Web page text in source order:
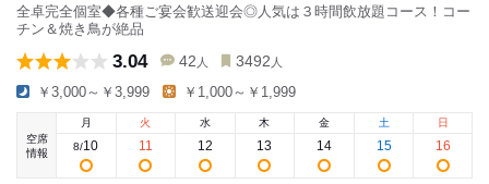
全卓完全個室◆各種ご宴会歓送迎会◎人気は３時間飲放題コース！コー
チン＆焼き鳥が絶品
3.04 42 人 3492 人
￥3,000～￥3,999 ￥1,000～￥1,999
空席
情報
月
8/10
火
11
水
12
木
13
金
14
土
15
日
16